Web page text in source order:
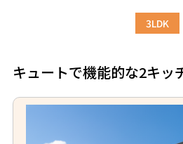
3LDK
キュートで機能的な2キッ